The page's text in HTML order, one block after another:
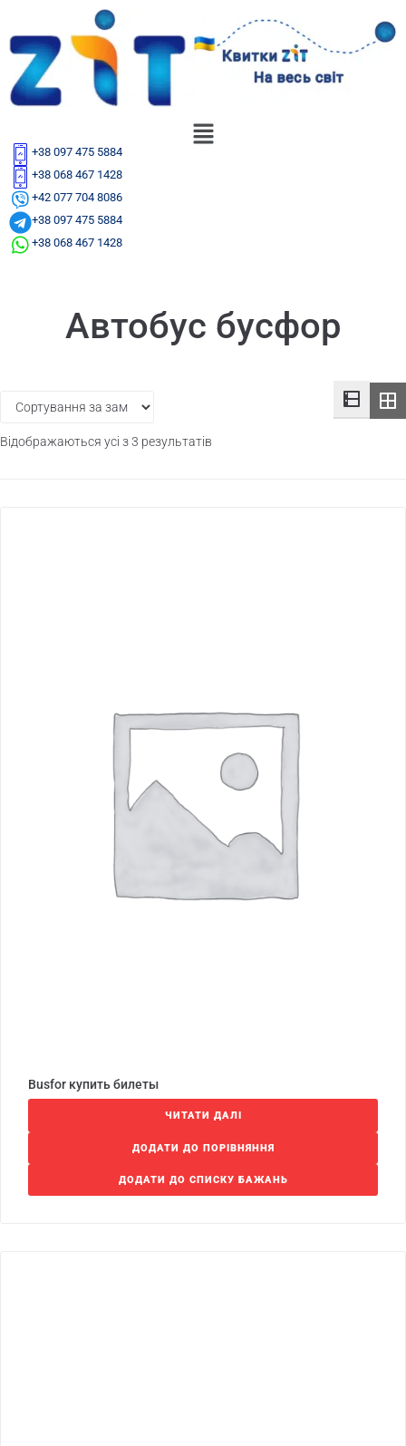
+38 097 475 5884
+38 068 467 1428
+42 077 704 8086
+38 097 475 5884
+38 068 467 1428
Автобус бусфор
Відображаються усі з 3 результатів
Busfor купить билеты
ЧИТАТИ ДАЛІ
ДОДАТИ ДО ПОРІВНЯННЯ
ДОДАТИ ДО СПИСКУ БАЖАНЬ